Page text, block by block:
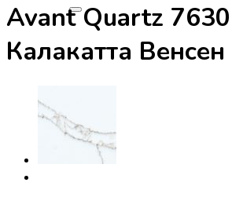
Avant Quartz 7630
Калакатта Венсен